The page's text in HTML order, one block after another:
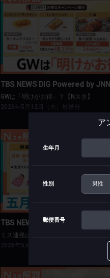
TBS NEWS DIG Powered by
GWは「明けがお得」？【Nス
TBS NEWS DIG Powered by JNN
GWは「明けがお得」？【Nスタ】
2026年5月12日（火）放送分
ミス連発は「五月病」のサイン？
TBS NEWS DIG Powered by JNN
ミス連発は「五月病」のサイン？【Nス
2026年5月06日（水）放送分
ア
生年月
性別 男性
郵便番号